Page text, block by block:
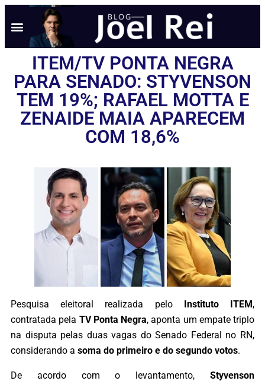
ITEM/TV PONTA NEGRA
PARA SENADO: STYVENSON
TEM 19%; RAFAEL MOTTA E
ZENAIDE MAIA APARECEM
COM 18,6%
Pesquisa eleitoral realizada pelo Instituto ITEM,
contratada pela TV Ponta Negra, aponta um empate triplo
na disputa pelas duas vagas do Senado Federal no RN,
considerando a soma do primeiro e do segundo votos.
De acordo com o levantamento, Styvenson